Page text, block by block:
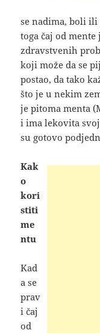
se nadima, boli ili
toga čaj od
zdravstvenih
koji može da se
postao, da tako
što je u nekim
je pitoma menta
i ima lekovita
su gotovo
Kak
o
kori
stiti
me
ntu
Kad
a se
prav
i čaj
od